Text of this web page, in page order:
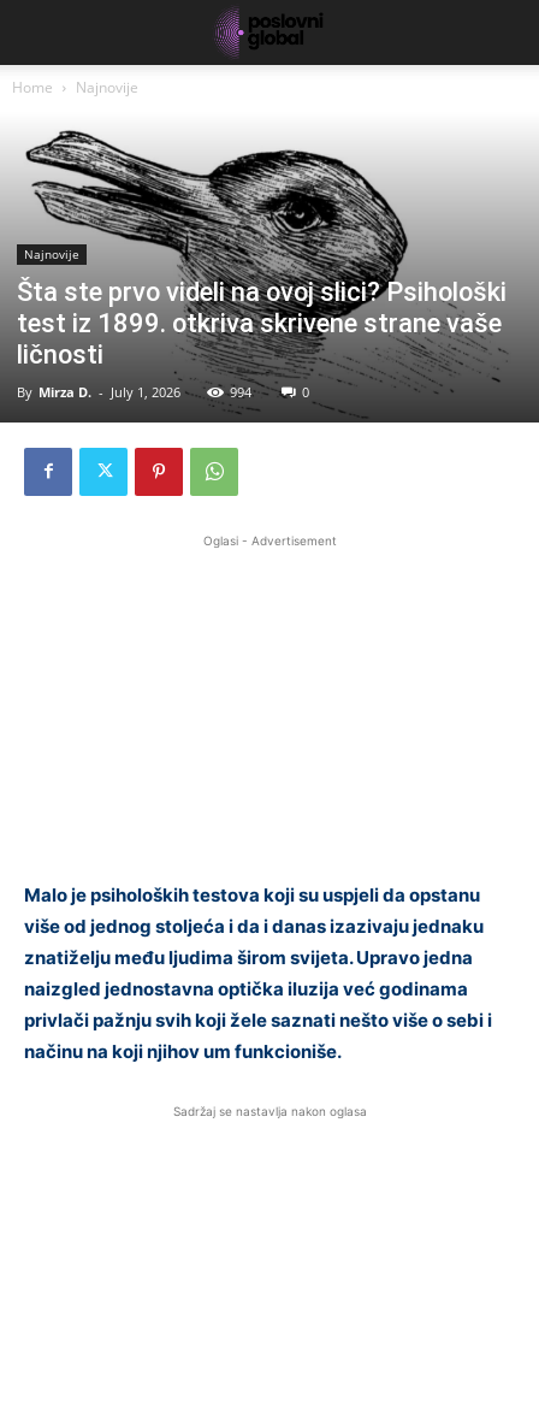
Home Najnovije
Najnovije
Šta ste prvo videli na ovoj slici? Psihološki
test iz 1899. otkriva skrivene strane vaše
ličnosti
By Mirza D. - July 1, 2026 994 0
Oglasi - Advertisement
Malo je psiholoških testova koji su uspjeli da opstanu
više od jednog stoljeća i da i danas izazivaju jednaku
znatiželju među ljudima širom svijeta. Upravo jedna
naizgled jednostavna optička iluzija već godinama
privlači pažnju svih koji žele saznati nešto više o sebi i
načinu na koji njihov um funkcioniše.
Sadržaj se nastavlja nakon oglasa